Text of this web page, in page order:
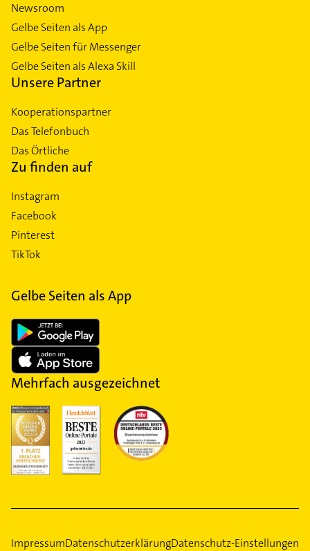
Newsroom
Gelbe Seiten als App
Gelbe Seiten für Messenger
Gelbe Seiten als Alexa Skill
Unsere Partner
Kooperationspartner
Das Telefonbuch
Das Örtliche
Zu finden auf
Instagram
Facebook
Pinterest
TikTok
Gelbe Seiten als App
Mehrfach ausgezeichnet
ImpressumDatenschutzerklärungDatenschutz-Einstellungen